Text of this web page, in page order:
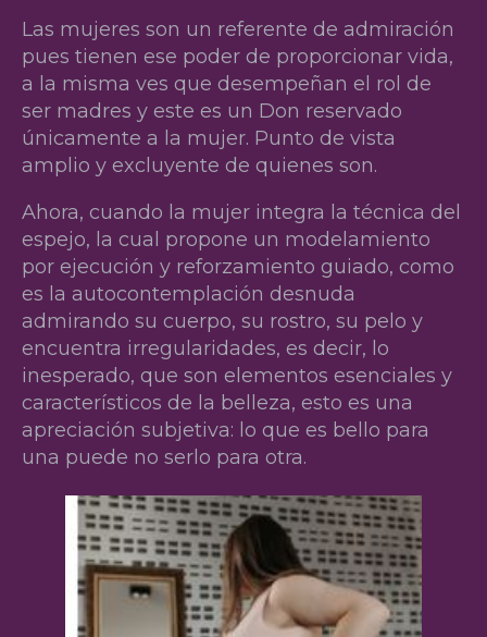
Las mujeres son un referente de admiración
pues tienen ese poder de proporcionar vida,
a la misma ves que desempeñan el rol de
ser madres y este es un Don reservado
únicamente a la mujer. Punto de vista
amplio y excluyente de quienes son.
Ahora, cuando la mujer integra la técnica del
espejo, la cual propone un modelamiento
por ejecución y reforzamiento guiado, como
es la autocontemplación desnuda
admirando su cuerpo, su rostro, su pelo y
encuentra irregularidades, es decir, lo
inesperado, que son elementos esenciales y
característicos de la belleza, esto es una
apreciación subjetiva: lo que es bello para
una puede no serlo para otra.